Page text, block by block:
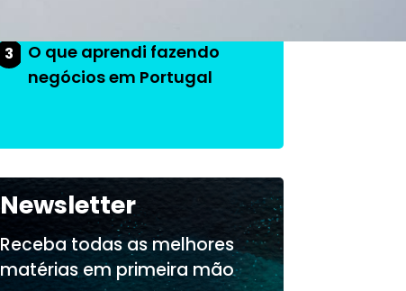
3
O que aprendi fazendo
negócios em Portugal
Newsletter
Receba todas as melhores
matérias em primeira mão